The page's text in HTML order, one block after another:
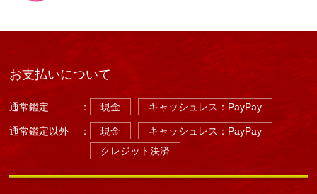
お支払いについて
通常鑑定 ： 現金 キャッシュレス：PayPay
通常鑑定以外 ： 現金
キャッシュレス：PayPay
クレジット決済